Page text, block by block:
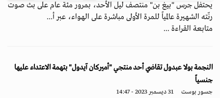
يحتفل جرس "بيغ بن" منتصف ليل الأحد، بمرور مئة عام على بث صوت
رنّته الشهيرة عالمياً للمرة الأولى مباشرة على الهواء، عبر أ...
متابعة القراءة ...
النجمة بولا عبدول تقاضي أحد منتجي "أميركان آيدول" بتهمة الاعتداء عليها
جنسياً
جسور بوست 31 ديسمبر 2023 - 14:47